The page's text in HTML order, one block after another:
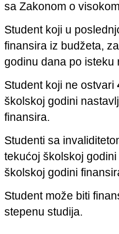
sa Zakonom o
Student koji u
finansira iz budžeta,
godinu dana po isteku
Student koji ne ostvari
školskoj godini
finansira.
Studenti sa
tekućoj školskoj
školskoj godini
Student može biti
stepenu studija.